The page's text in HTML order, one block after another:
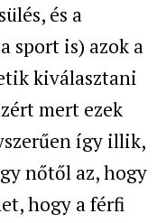
és a
sport is) azok a
kiválasztani
mert ezek
így illik,
nőtől az, hogy
hogy a férfi